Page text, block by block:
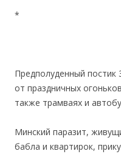
*
Предполуденный
от праздничных
также трамваях и
Минский паразит,
бабла и квартирок,